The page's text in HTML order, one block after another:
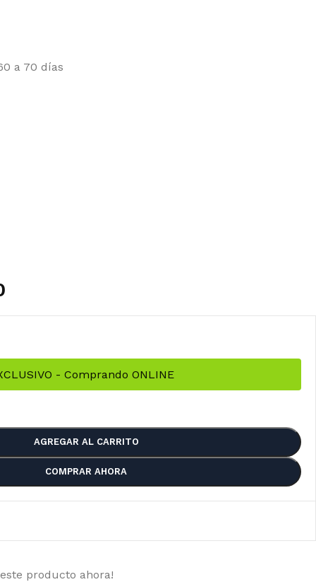
a 70 días
- Comprando ONLINE
AGREGAR AL CARRITO
COMPRAR AHORA
producto ahora!